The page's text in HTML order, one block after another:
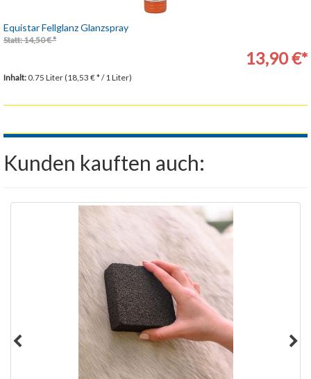
Equistar Fellglanz Glanzspray
Statt: 14,50 € *
13,90 €*
Inhalt: 0.75 Liter (18,53 € * / 1 Liter)
Kunden kauften auch: